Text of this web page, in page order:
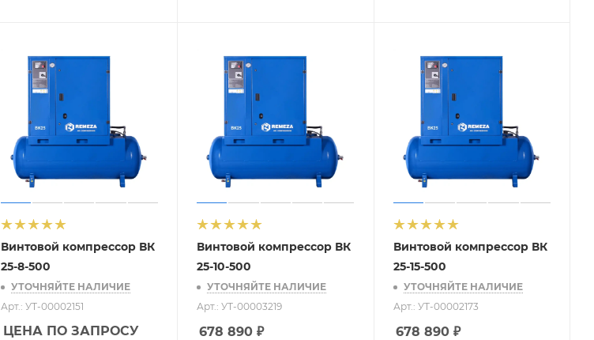
Винтовой компрессор ВК
25-8-500
УТОЧНЯЙТЕ НАЛИЧИЕ
Арт.: УТ-00002151
ЦЕНА ПО ЗАПРОСУ
Винтовой компрессор ВК
25-10-500
УТОЧНЯЙТЕ НАЛИЧИЕ
Арт.: УТ-00003219
678 890 ₽
Винтовой компрессор ВК
25-15-500
УТОЧНЯЙТЕ НАЛИЧИЕ
Арт.: УТ-00002173
678 890₽